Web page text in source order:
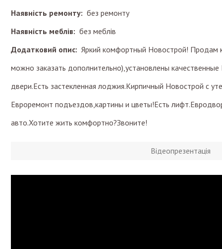
Наявність ремонту: без ремонту
Наявність меблів: без меблів
Додатковий опис: Яркий комфортный Новострой! Продам
можно заказать дополнительно),установлены
двери.Есть застекленная лоджия.Кирпичный Новострой с
Евроремонт подъездов,картины и цветы!Есть
авто.Хотите жить комфортно?Звоните!
Відеопрезентація